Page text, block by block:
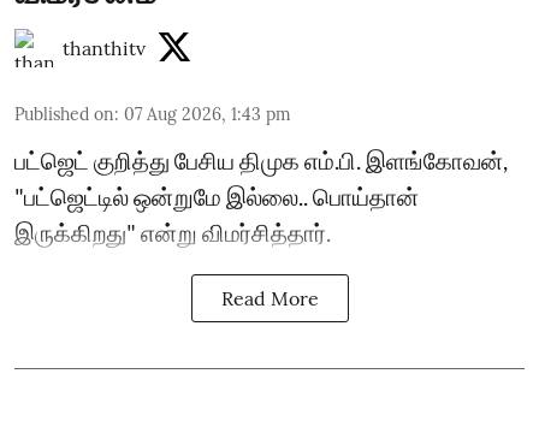
thanthitv
Published on: 07 Aug 2026, 1:43 pm
பட்ஜெட் குறித்து பேசிய திமுக எம்.பி. இளங்கோவன்,
"பட்ஜெட்டில் ஒன்றுமே இல்லை.. பொய்தான்
இருக்கிறது" என்று விமர்சித்தார்.
Read More